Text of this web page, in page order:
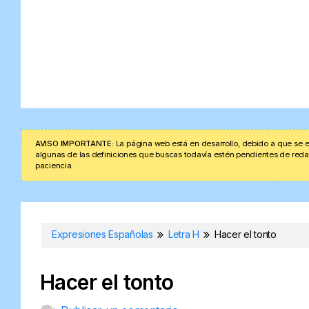
AVISO IMPORTANTE: La página web está en desarrollo, debido a que
algunas de las definiciones que buscas todavía estén pendientes de
paciencia.
Expresiones Españolas Letra H Hacer el tonto
Hacer el tonto